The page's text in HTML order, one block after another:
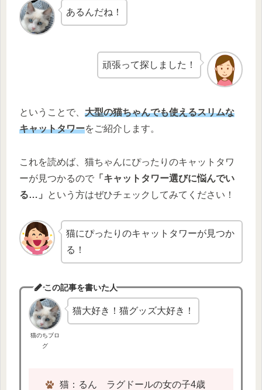
あるんだね！
頑張って探しました！
ということで、 大型の猫ちゃんでも使えるスリムな
キャットタワーをご紹介します。
これを読めば、猫ちゃんにぴったりのキャットタワ
ーが見つかるので 「キャットタワー選びに悩んでい
る…」
という方はぜひチェックしてみてください！
猫にぴったりのキャットタワーが見つか
る！
この記事を書いた人
猫のちブロ
グ
猫大好き！猫グッズ大好き！
猫：るん ラグドールの女の子4歳